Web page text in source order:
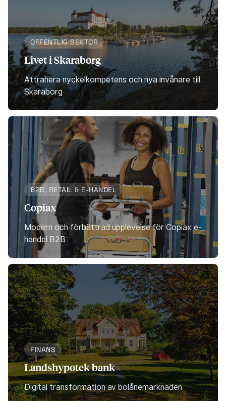
OFFENTLIG SEKTOR
Livet i Skaraborg
Attrahera nyckelkompetens och nya invånare till
Skaraborg
B2B, RETAIL & E-HANDEL
Copiax
Modern och förbättrad upplevelse för Copiax e-
handel B2B
FINANS
Landshypotek bank
Digital transformation av bolånemarknaden